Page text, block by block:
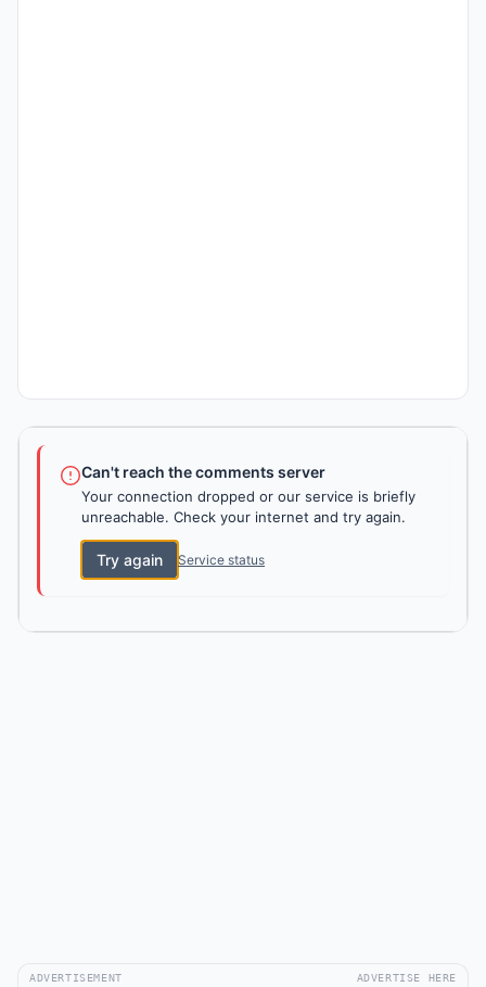
Can't reach the comments server
Your connection dropped or our service is briefly
unreachable. Check your internet and try again.
Try again Service status
ADVERTISEMENT ADVERTISE HERE